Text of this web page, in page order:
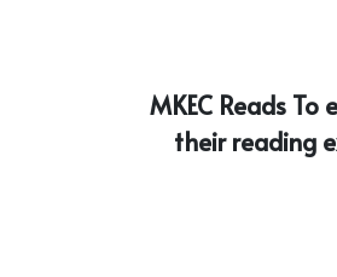
MKEC Reads
their reading